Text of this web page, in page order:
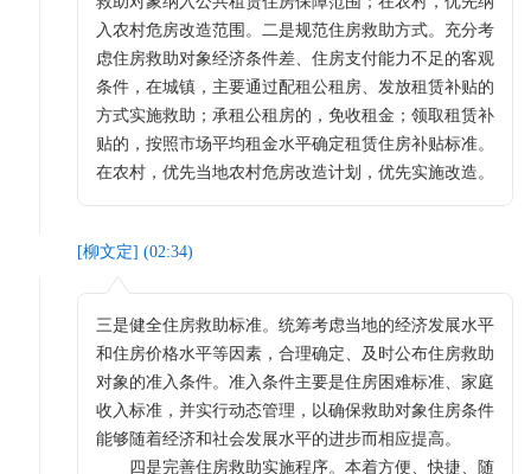
入农村危房改造范围。二是规范住房救助方式。充分考
虑住房救助对象经济条件差、住房支付能力不足的客观
条件，在城镇，主要通过配租公租房、发放租赁补贴的
方式实施救助；承租公租房的，免收租金；领取租赁补
贴的，按照市场平均租金水平确定租赁住房补贴标准。
在农村，优先当地农村危房改造计划，优先实施改造。
[柳文定] (02:34)
三是健全住房救助标准。统筹考虑当地的经济发展水平
和住房价格水平等因素，合理确定、及时公布住房救助
对象的准入条件。准入条件主要是住房困难标准、家庭
收入标准，并实行动态管理，以确保救助对象住房条件
能够随着经济和社会发展水平的进步而相应提高。
四是完善住房救助实施程序。本着方便、快捷、随